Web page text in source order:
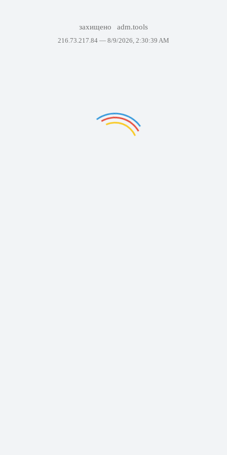
захищено adm.tools
216.73.217.84 — 8/9/2026, 2:30:39 AM